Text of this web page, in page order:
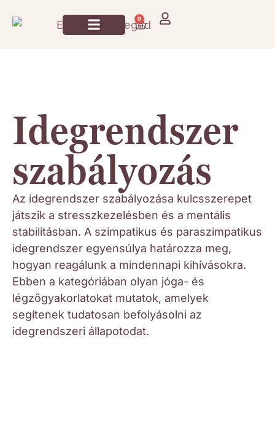
0
Idegrendszer
szabályozás
Az idegrendszer szabályozása kulcsszerepet
játszik a stresszkezelésben és a mentális
stabilitásban. A szimpatikus és paraszimpatikus
idegrendszer egyensúlya határozza meg,
hogyan reagálunk a mindennapi kihívásokra.
Ebben a kategóriában olyan jóga- és
légzőgyakorlatokat mutatok, amelyek
segítenek tudatosan befolyásolni az
idegrendszeri állapotodat.